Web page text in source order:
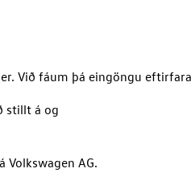
Við fáum þá eingöngu
stillt á og
Volkswagen AG.